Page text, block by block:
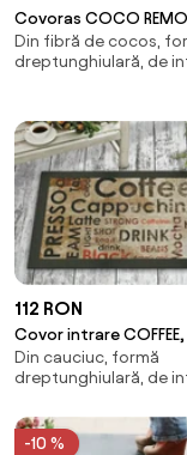
Covoras COCO
40x60 cm, forma
dreptunghiulara,
Din fibră de cocos,
dreptunghiulară, de
112 RON
Covor intrare
cm, forma
pasla/PVC, mult
Din cauciuc, formă
dreptunghiulară, de
-10 %